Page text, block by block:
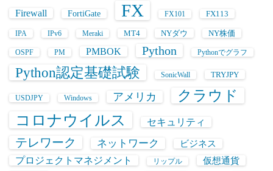
Firewall FortiGate FX FX101 FX113
IPA IPv6 Meraki MT4 NYダウ NY株価
OSPF PM PMBOK Python Pythonでグラフ
Python認定基礎試験 SonicWall TRYJPY
USDJPY Windows アメリカ クラウド
コロナウイルス セキュリティ
テレワーク ネットワーク ビジネス
プロジェクトマネジメント リップル 仮想通貨